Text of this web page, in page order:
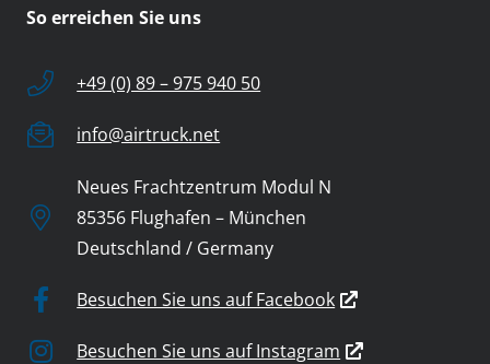
So erreichen Sie uns
+49 (0) 89 – 975 940 50
info@airtruck.net
Neues Frachtzentrum Modul N
85356 Flughafen – München
Deutschland / Germany
Besuchen Sie uns auf Facebook
Besuchen Sie uns auf Instagram